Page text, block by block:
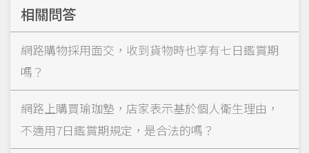
相關問答
網路購物採用面交，收到貨物時也享有七日鑑賞期
嗎？
網路上購買瑜珈墊，店家表示基於個人衛生理由，
不適用7日鑑賞期規定，是合法的嗎？